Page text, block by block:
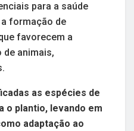
para a saúde
formação de
favorecem a
de animais,
as espécies de
o plantio, levando em
adaptação ao